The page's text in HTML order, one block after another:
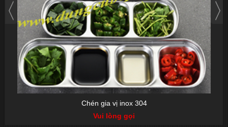
Chén gia vị inox 304
Vui lòng gọi